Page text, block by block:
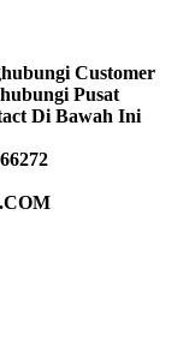
Customer
Pusat
Di Bawah Ini